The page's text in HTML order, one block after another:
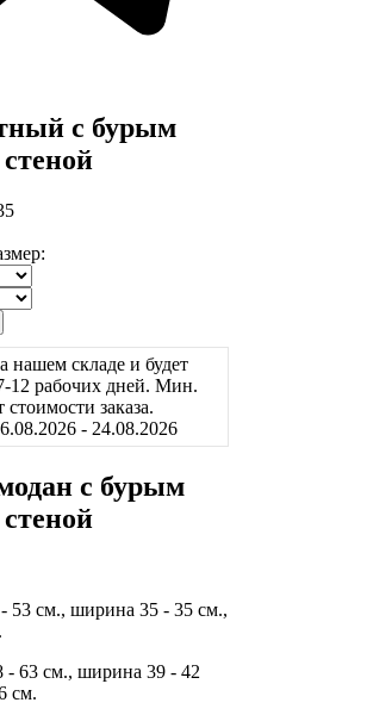
с бурым
нашем складе и будет
12 рабочих дней. Мин.
заказа.
- 24.08.2026
с бурым
53 см., ширина 35 - 35 см.,
- 63 см., ширина 39 - 42
см.